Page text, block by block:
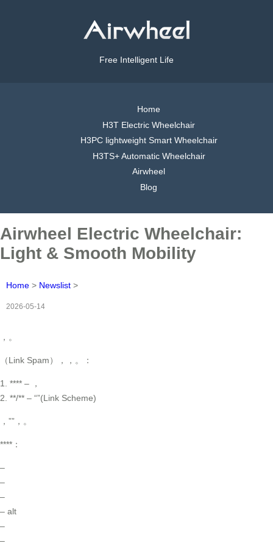
Free Intelligent Life
Home
H3T Electric Wheelchair
H3PC lightweight Smart Wheelchair
H3TS+ Automatic Wheelchair
Airwheel
Blog
Airwheel Electric Wheelchair:
Light & Smooth Mobility
Home > Newslist >
2026-05-14
，。
（Link Spam），，。：
1. **** – ，
2. **/** – “”(Link Scheme)
，””，。
****：
–
–
–
– alt
–
–